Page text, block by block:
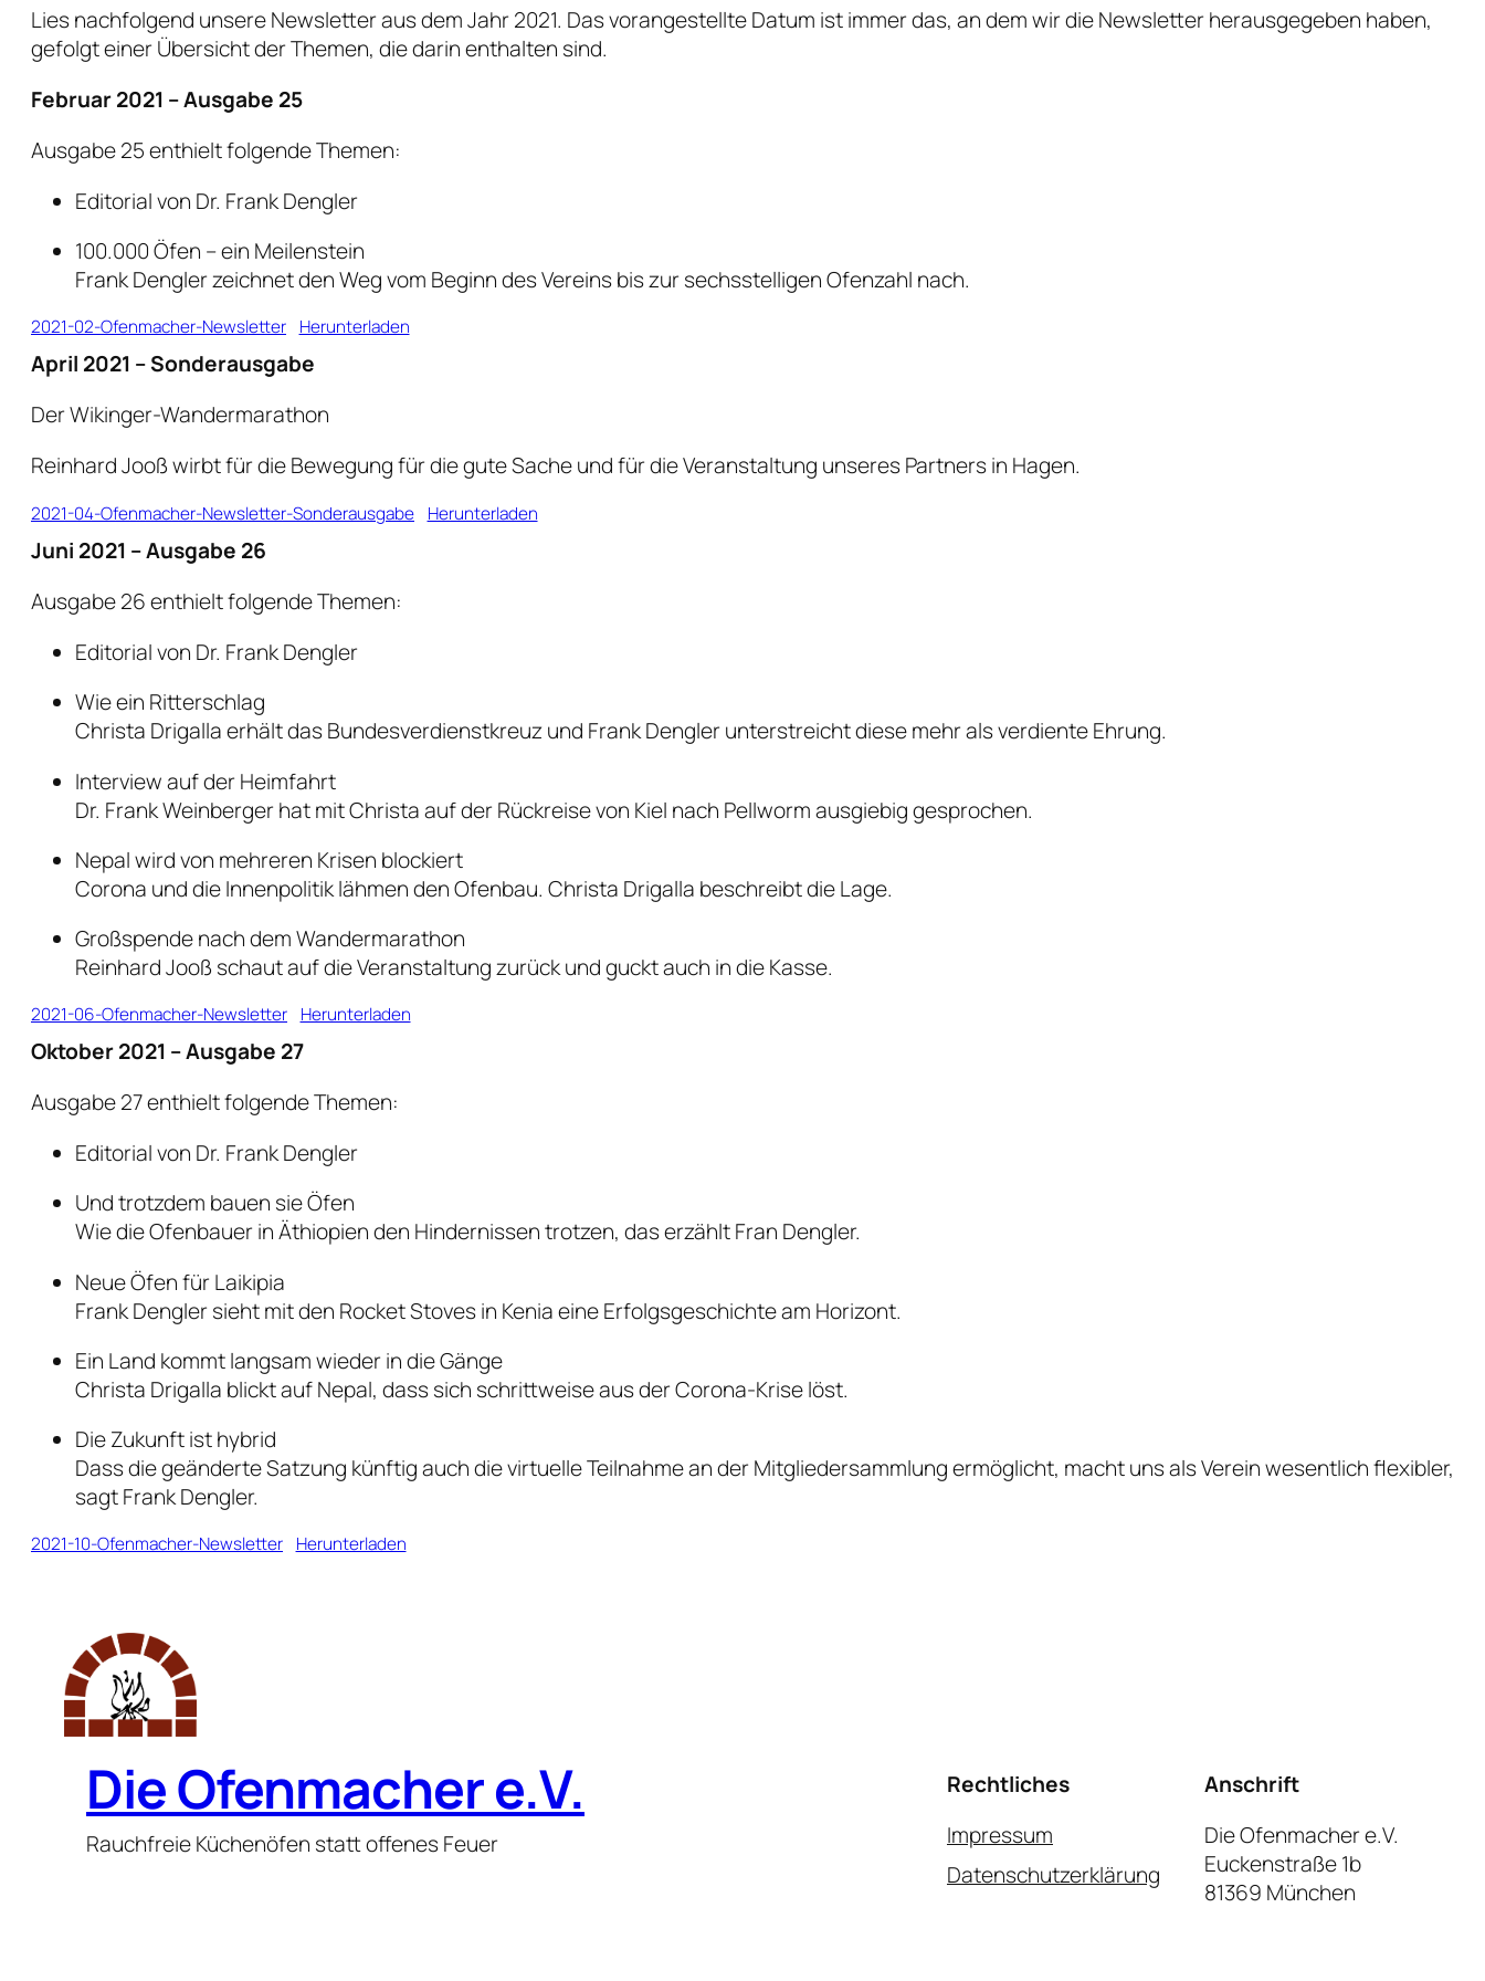
Lies nachfolgend unsere Newsletter aus dem Jahr 2021. Das vorangestellte Datum ist immer das, an dem wir die Newsletter herausgegeben haben,
gefolgt einer Übersicht der Themen, die darin enthalten sind.
Februar 2021 – Ausgabe 25
Ausgabe 25 enthielt folgende Themen:
Editorial von Dr. Frank Dengler
100.000 Öfen – ein Meilenstein
Frank Dengler zeichnet den Weg vom Beginn des Vereins bis zur sechsstelligen Ofenzahl nach.
2021-02-Ofenmacher-Newsletter Herunterladen
April 2021 – Sonderausgabe
Der Wikinger-Wandermarathon
Reinhard Jooß wirbt für die Bewegung für die gute Sache und für die Veranstaltung unseres Partners in Hagen.
2021-04-Ofenmacher-Newsletter-Sonderausgabe Herunterladen
Juni 2021 – Ausgabe 26
Ausgabe 26 enthielt folgende Themen:
Editorial von Dr. Frank Dengler
Wie ein Ritterschlag
Christa Drigalla erhält das Bundesverdienstkreuz und Frank Dengler unterstreicht diese mehr als verdiente Ehrung.
Interview auf der Heimfahrt
Dr. Frank Weinberger hat mit Christa auf der Rückreise von Kiel nach Pellworm ausgiebig gesprochen.
Nepal wird von mehreren Krisen blockiert
Corona und die Innenpolitik lähmen den Ofenbau. Christa Drigalla beschreibt die Lage.
Großspende nach dem Wandermarathon
Reinhard Jooß schaut auf die Veranstaltung zurück und guckt auch in die Kasse.
2021-06-Ofenmacher-Newsletter Herunterladen
Oktober 2021 – Ausgabe 27
Ausgabe 27 enthielt folgende Themen:
Editorial von Dr. Frank Dengler
Und trotzdem bauen sie Öfen
Wie die Ofenbauer in Äthiopien den Hindernissen trotzen, das erzählt Fran Dengler.
Neue Öfen für Laikipia
Frank Dengler sieht mit den Rocket Stoves in Kenia eine Erfolgsgeschichte am Horizont.
Ein Land kommt langsam wieder in die Gänge
Christa Drigalla blickt auf Nepal, dass sich schrittweise aus der Corona-Krise löst.
Die Zukunft ist hybrid
Dass die geänderte Satzung künftig auch die virtuelle Teilnahme an der Mitgliedersammlung ermöglicht, macht uns als Verein wesentlich flexibler,
sagt Frank Dengler.
2021-10-Ofenmacher-Newsletter Herunterladen
Die Ofenmacher e.V.
Rauchfreie Küchenöfen statt offenes Feuer
Rechtliches
Impressum
Datenschutzerklärung
Anschrift
Die Ofenmacher e.V.
Euckenstraße 1b
81369 München